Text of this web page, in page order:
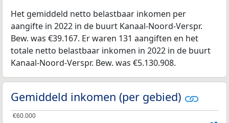
Het gemiddeld netto belastbaar inkomen per
aangifte in 2022 in de buurt Kanaal-Noord-Verspr.
Bew. was €39.167. Er waren 131 aangiften en het
totale netto belastbaar inkomen in 2022 in de buurt
Kanaal-Noord-Verspr. Bew. was €5.130.908.
Gemiddeld inkomen (per gebied)
€60.000
€60.000